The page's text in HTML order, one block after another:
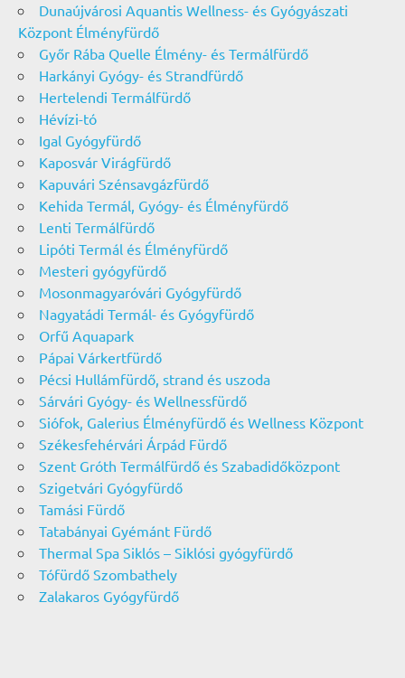
Dunaújvárosi Aquantis Wellness- és Gyógyászati
Központ Élményfürdő
Győr Rába Quelle Élmény- és Termálfürdő
Harkányi Gyógy- és Strandfürdő
Hertelendi Termálfürdő
Hévízi-tó
Igal Gyógyfürdő
Kaposvár Virágfürdő
Kapuvári Szénsavgázfürdő
Kehida Termál, Gyógy- és Élményfürdő
Lenti Termálfürdő
Lipóti Termál és Élményfürdő
Mesteri gyógyfürdő
Mosonmagyaróvári Gyógyfürdő
Nagyatádi Termál- és Gyógyfürdő
Orfű Aquapark
Pápai Várkertfürdő
Pécsi Hullámfürdő, strand és uszoda
Sárvári Gyógy- és Wellnessfürdő
Siófok, Galerius Élményfürdő és Wellness Központ
Székesfehérvári Árpád Fürdő
Szent Gróth Termálfürdő és Szabadidőközpont
Szigetvári Gyógyfürdő
Tamási Fürdő
Tatabányai Gyémánt Fürdő
Thermal Spa Siklós – Siklósi gyógyfürdő
Tófürdő Szombathely
Zalakaros Gyógyfürdő